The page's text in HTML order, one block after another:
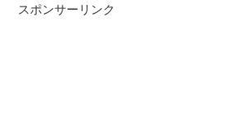
スポンサーリンク